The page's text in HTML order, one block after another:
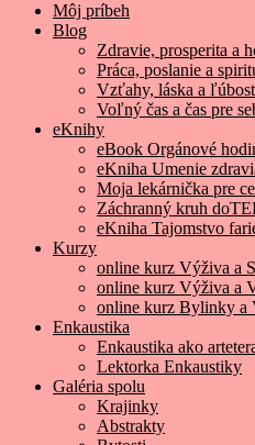
Môj príbeh
Blog
Zdravie, prosperita a
Práca, poslanie a
Vzťahy, láska a
Voľný čas a čas pre
eKnihy
eBook Orgánové
eKniha Umenie
Moja lekárnička pre
Záchranný kruh
eKniha Tajomstvo
Kurzy
online kurz Výživa a
online kurz Výživa a
online kurz Bylinky a
Enkaustika
Enkaustika ako
Lektorka Enkaustiky
Galéria spolu
Krajinky
Abstrakty